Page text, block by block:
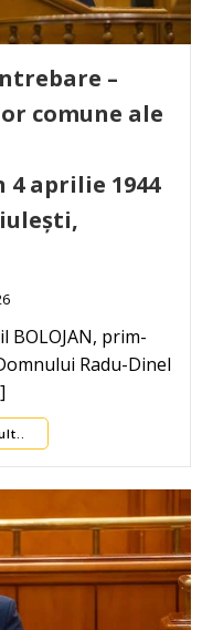
–
comune ale
aprilie 1944
BOLOJAN, prim-
Radu-Dinel